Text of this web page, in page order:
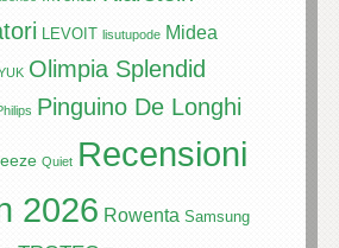
LEVOIT lisutupode Midea
Olimpia Splendid
Pinguino De Longhi
Quiet Recensioni
2026 Rowenta Samsung